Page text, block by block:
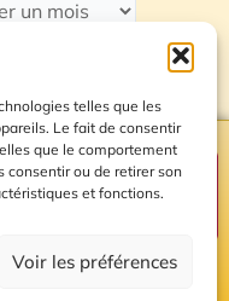
telles que les
Le fait de consentir
que le comportement
consentir ou de retirer son
et fonctions.
Voir les préférences